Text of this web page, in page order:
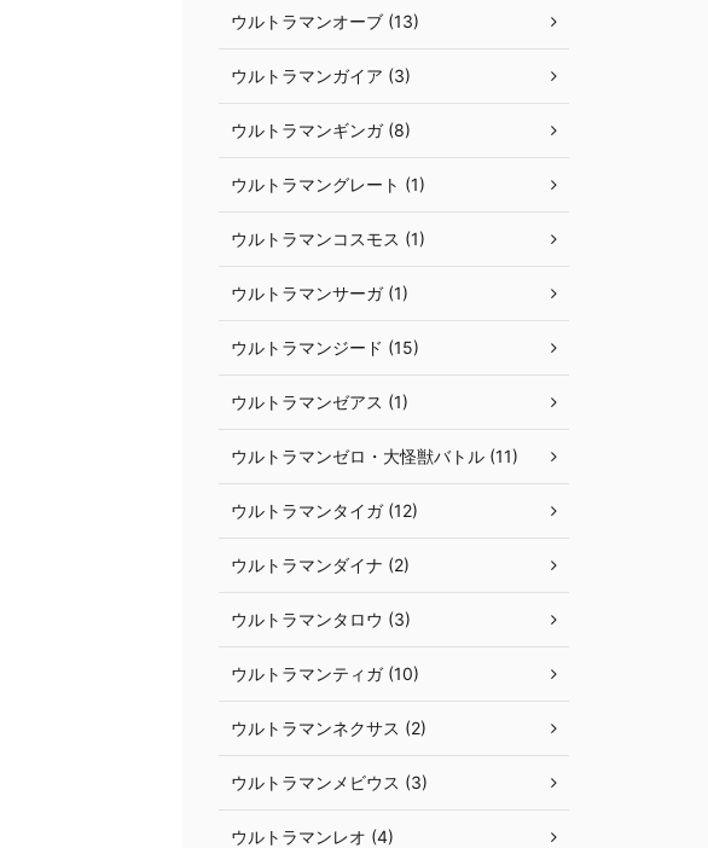
ウルトラマンオーブ (13)
ウルトラマンガイア (3)
ウルトラマンギンガ (8)
ウルトラマングレート (1)
ウルトラマンコスモス (1)
ウルトラマンサーガ (1)
ウルトラマンジード (15)
ウルトラマンゼアス (1)
ウルトラマンゼロ・大怪獣バトル (11)
ウルトラマンタイガ (12)
ウルトラマンダイナ (2)
ウルトラマンタロウ (3)
ウルトラマンティガ (10)
ウルトラマンネクサス (2)
ウルトラマンメビウス (3)
ウルトラマンレオ (4)